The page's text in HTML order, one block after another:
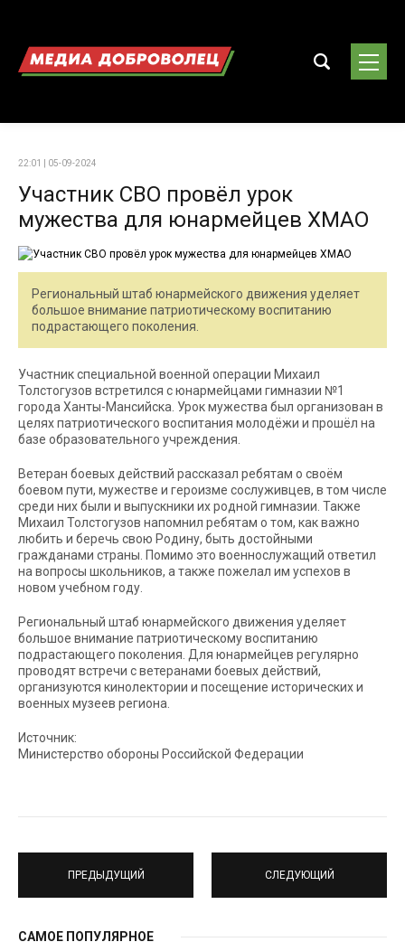
22:01 | 05-09-2024
Участник СВО провёл урок
мужества для юнармейцев ХМАО
Региональный штаб юнармейского движения уделяет
большое внимание патриотическому воспитанию
подрастающего поколения.
Участник специальной военной операции Михаил
Толстогузов встретился с юнармейцами гимназии №1
города Ханты-Мансийска. Урок мужества был организован в
целях патриотического воспитания молодёжи и прошёл на
базе образовательного учреждения.
Ветеран боевых действий рассказал ребятам о своём
боевом пути, мужестве и героизме сослуживцев, в том числе
среди них были и выпускники их родной гимназии. Также
Михаил Толстогузов напомнил ребятам о том, как важно
любить и беречь свою Родину, быть достойными
гражданами страны. Помимо это военнослужащий ответил
на вопросы школьников, а также пожелал им успехов в
новом учебном году.
Региональный штаб юнармейского движения уделяет
большое внимание патриотическому воспитанию
подрастающего поколения. Для юнармейцев регулярно
проводят встречи с ветеранами боевых действий,
организуются кинолектории и посещение исторических и
военных музеев региона.
Источник:
Министерство обороны Российской Федерации
ПРЕДЫДУЩИЙ СЛЕДУЮЩИЙ
САМОЕ ПОПУЛЯРНОЕ